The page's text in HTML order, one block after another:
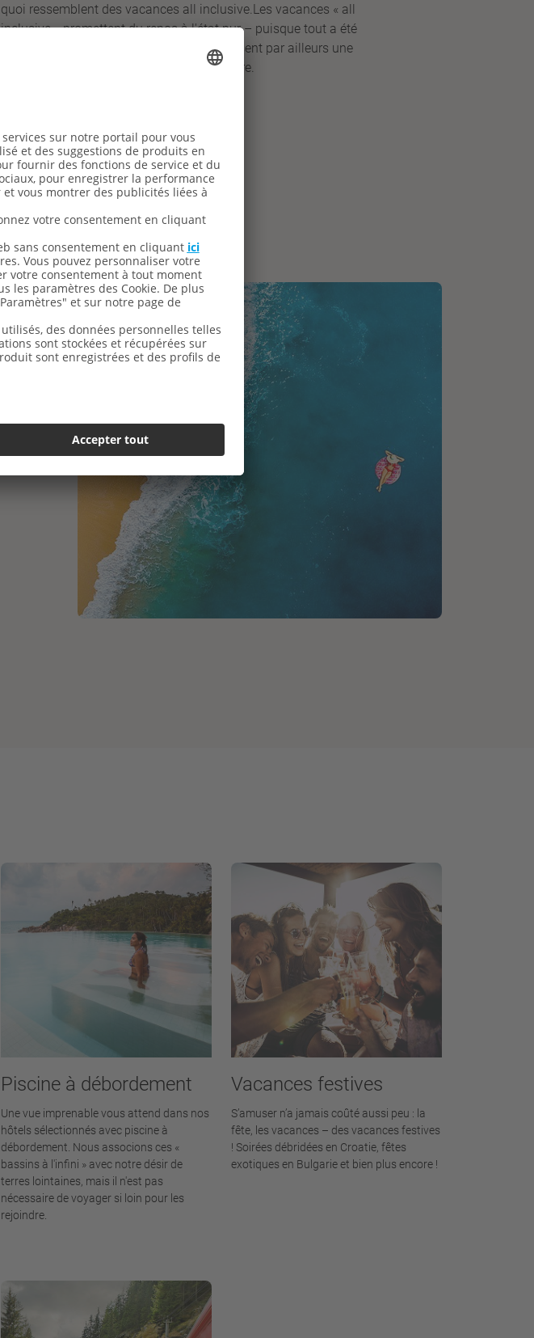
quoi ressemblent des vacances all inclusive.Les vacances « all
inclusive » promettent du repos à l'état pur – puisque tout a été
payé d'avance. De nombreux hôtels proposent par ailleurs une
vaste palette d'offres de sport et de bien-être.
Piscine à débordement
Une vue imprenable vous attend dans nos
hôtels sélectionnés avec piscine à
débordement. Nous associons ces «
bassins à l'infini » avec notre désir de
terres lointaines, mais il n'est pas
nécessaire de voyager si loin pour les
rejoindre.
Vacances festives
S’amuser n’a jamais coûté aussi peu : la
fête, les vacances – des vacances festives
! Soirées débridées en Croatie, fêtes
exotiques en Bulgarie et bien plus encore !